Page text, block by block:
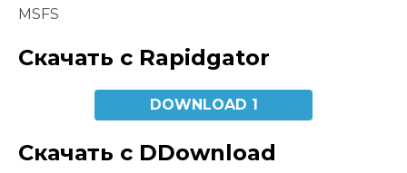
MSFS
Скачать с Rapidgator
DOWNLOAD 1
Скачать с DDownload